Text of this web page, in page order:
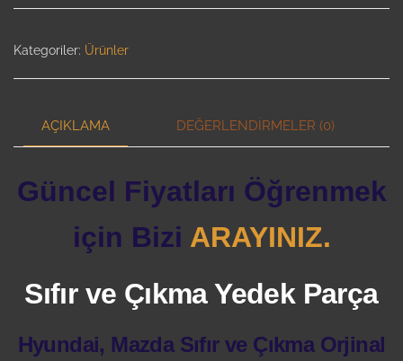
Kategoriler: Ürünler
AÇIKLAMA DEĞERLENDIRMELER (0)
Güncel Fiyatları Öğrenmek
için Bizi ARAYINIZ.
Sıfır ve Çıkma Yedek Parça
Hyundai, Mazda Sıfır ve Çıkma Orjinal